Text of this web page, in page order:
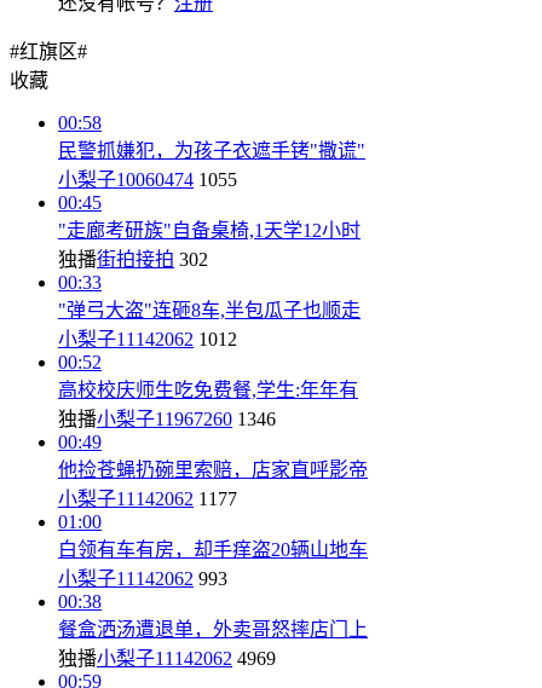
#红旗区#
收藏
00:58
民警抓嫌犯，为孩子衣遮手铐"撒谎"
小梨子10060474 1055
00:45
"走廊考研族"自备桌椅,1天学12小时
独播街拍接拍 302
00:33
"弹弓大盗"连砸8车,半包瓜子也顺走
小梨子11142062 1012
00:52
高校校庆师生吃免费餐,学生:年年有
独播小梨子11967260 1346
00:49
他捡苍蝇扔碗里索赔，店家直呼影帝
小梨子11142062 1177
01:00
白领有车有房，却手痒盗20辆山地车
小梨子11142062 993
00:38
餐盒洒汤遭退单，外卖哥怒摔店门上
独播小梨子11142062 4969
00:59